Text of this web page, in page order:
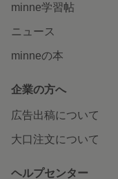
minne学習帖
ニュース
minneの本
企業の方へ
広告出稿について
大口注文について
ヘルプセンター